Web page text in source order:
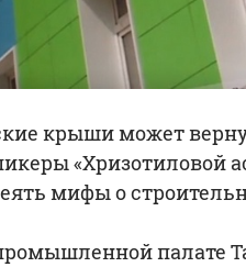
крыши может
«Хризотиловой
мифы о
палате